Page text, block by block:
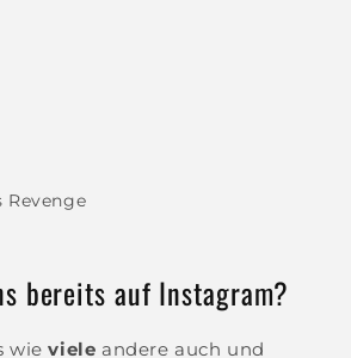
Revenge
bereits auf Instagram?
wieviele andere auch und